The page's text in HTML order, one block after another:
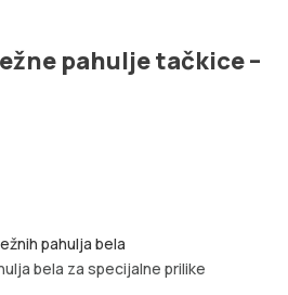
pahulje tačkice –